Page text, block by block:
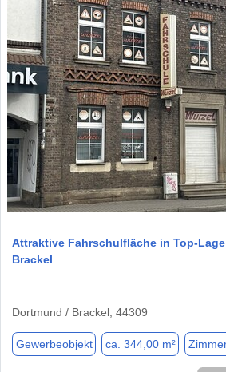
Attraktive Fahrschulfläche in Top-
Brackel
Dortmund / Brackel, 44309
Gewerbeobjekt ca. 344,00 m²